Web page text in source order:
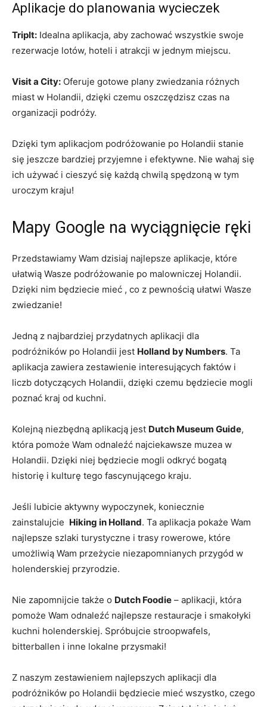
Aplikacje⁤ do planowania wycieczek
TripIt: Idealna aplikacja, aby zachować wszystkie swoje
rezerwacje lotów, ​hoteli i atrakcji w jednym miejscu.
Visit a City: Oferuje ⁤gotowe plany zwiedzania różnych
miast w Holandii, dzięki czemu oszczędzisz‌ czas na
organizacji podróży.
Dzięki ​tym aplikacjom podróżowanie ‍po Holandii stanie
się jeszcze bardziej przyjemne i⁤ efektywne.⁣ Nie wahaj się
ich używać i⁣ cieszyć ‌się każdą ⁣chwilą spędzoną w tym
uroczym kraju!
Mapy Google na wyciągnięcie ręki
Przedstawiamy Wam dzisiaj najlepsze aplikacje, które
ułatwią Wasze podróżowanie po malowniczej Holandii.
Dzięki ‍nim⁤ będziecie mieć , co z ​pewnością ułatwi Wasze
zwiedzanie!
Jedną z‌ najbardziej przydatnych aplikacji dla
podróżników po Holandii jest Holland ‌by Numbers. Ta
aplikacja zawiera zestawienie interesujących faktów i⁤
liczb dotyczących ⁤Holandii, dzięki czemu będziecie mogli
poznać kraj od kuchni.
Kolejną niezbędną aplikacją jest Dutch Museum Guide,
która ​pomoże ‍Wam ⁣odnaleźć najciekawsze muzea w
Holandii. ‍Dzięki niej będziecie mogli odkryć bogatą
historię i kulturę tego fascynującego kraju.
Jeśli lubicie aktywny wypoczynek, koniecznie
zainstalujcie ​ Hiking in Holland. Ta aplikacja pokaże Wam
najlepsze szlaki turystyczne i trasy rowerowe, które
umożliwią Wam przeżycie niezapomnianych przygód w
holenderskiej przyrodzie.
Nie zapomnijcie także o​ Dutch Foodie – aplikacji, która
pomoże Wam odnaleźć najlepsze restauracje i smakołyki⁤
kuchni⁣ holenderskiej. Spróbujcie stroopwafels,
bitterballen i inne lokalne przysmaki!
Z naszym zestawieniem najlepszych aplikacji ‍dla
podróżników po Holandii ‍będziecie mieć wszystko, czego